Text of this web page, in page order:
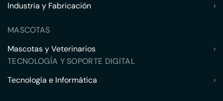
Industria y Fabricación
›
MASCOTAS
Mascotas y Veterinarios
›
TECNOLOGÍA Y SOPORTE DIGITAL
Tecnología e Informática
›